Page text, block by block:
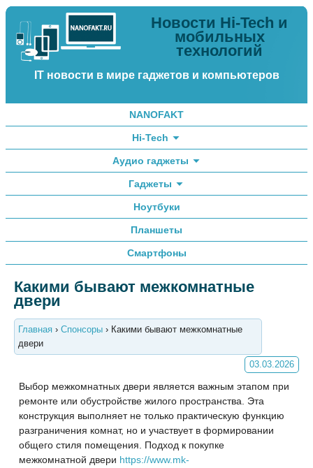
Новости Hi-Tech и
мобильных
технологий
IT новости в мире гаджетов и компьютеров
NANOFAKT
Hi-Tech
Аудио гаджеты
Гаджеты
Ноутбуки
Планшеты
Смартфоны
Какими бывают межкомнатные
двери
Главная › Спонсоры › Какими бывают межкомнатные
двери
03.03.2026
Выбор межкомнатных двери является важным этапом при
ремонте или обустройстве жилого пространства. Эта
конструкция выполняет не только практическую функцию
разграничения комнат, но и участвует в формировании
общего стиля помещения. Подход к покупке
межкомнатной двери https://www.mk-